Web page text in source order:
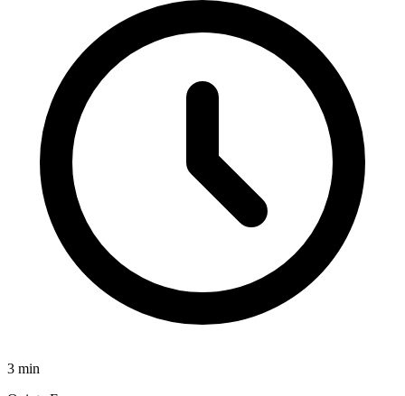
3 min